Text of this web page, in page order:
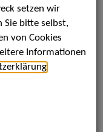
als PDF speichern
Solisten
setzen wir
Sie bitte selbst,
von Cookies
Informationen